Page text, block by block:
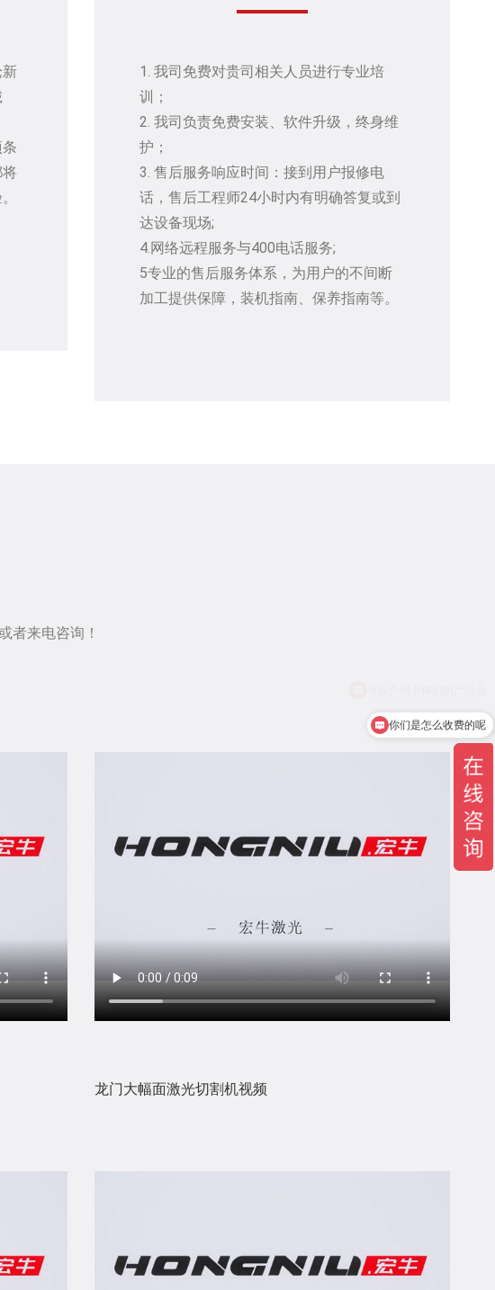
1. 我司免费对贵司相关人员进行专业培
训；
2. 我司负责免费安装、软件升级，终身维
护；
3. 售后服务响应时间：接到用户报修电
话，售后工程师24小时内有明确答复或到
达设备现场;
4.网络远程服务与400电话服务;
5专业的售后服务体系，为用户的不间断
加工提供保障，装机指南、保养指南等。
者来电咨询！
龙门大幅面激光切割机视频
你们是怎么收费的呢